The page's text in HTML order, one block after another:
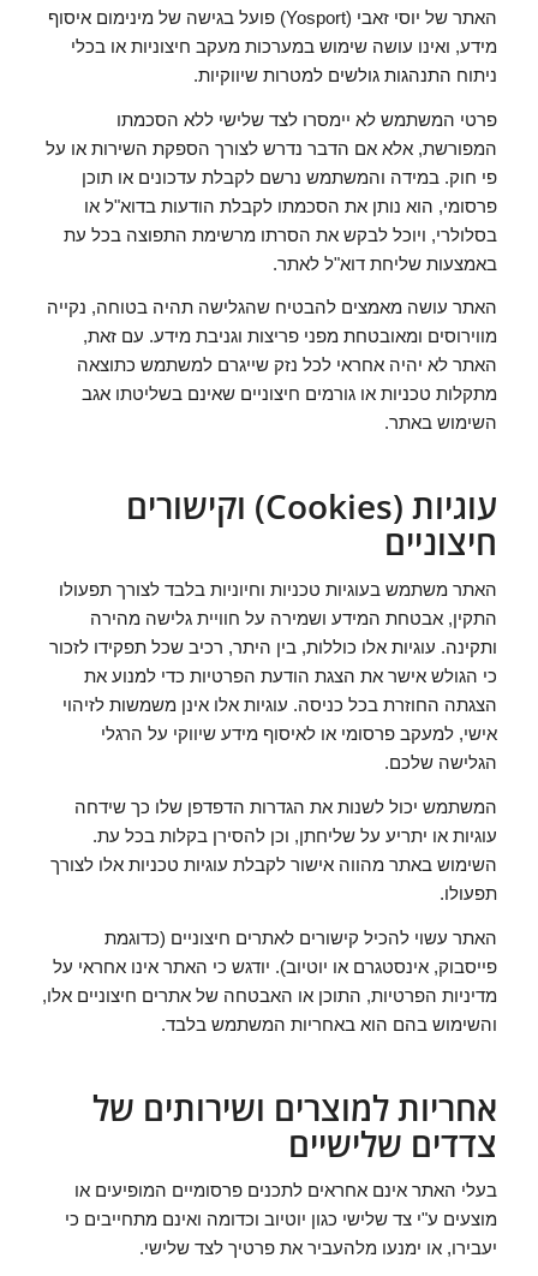
האתר של יוסי זאבי (Yosport) פועל בגישה של מינימום איסוף
מידע, ואינו עושה שימוש במערכות מעקב חיצוניות או בכלי
ניתוח התנהגות גולשים למטרות שיווקיות.
פרטי המשתמש לא יימסרו לצד שלישי ללא הסכמתו
המפורשת, אלא אם הדבר נדרש לצורך הספקת השירות או על
פי חוק. במידה והמשתמש נרשם לקבלת עדכונים או תוכן
פרסומי, הוא נותן את הסכמתו לקבלת הודעות בדוא"ל או
בסלולרי, ויוכל לבקש את הסרתו מרשימת התפוצה בכל עת
באמצעות שליחת דוא"ל לאתר.
האתר עושה מאמצים להבטיח שהגלישה תהיה בטוחה, נקייה
מווירוסים ומאובטחת מפני פריצות וגניבת מידע. עם זאת,
האתר לא יהיה אחראי לכל נזק שייגרם למשתמש כתוצאה
מתקלות טכניות או גורמים חיצוניים שאינם בשליטתו אגב
השימוש באתר.
עוגיות (Cookies) וקישורים
חיצוניים
האתר משתמש בעוגיות טכניות וחיוניות בלבד לצורך תפעולו
התקין, אבטחת המידע ושמירה על חוויית גלישה מהירה
ותקינה. עוגיות אלו כוללות, בין היתר, רכיב שכל תפקידו לזכור
כי הגולש אישר את הצגת הודעת הפרטיות כדי למנוע את
הצגתה החוזרת בכל כניסה. עוגיות אלו אינן משמשות לזיהוי
אישי, למעקב פרסומי או לאיסוף מידע שיווקי על הרגלי
הגלישה שלכם.
המשתמש יכול לשנות את הגדרות הדפדפן שלו כך שידחה
עוגיות או יתריע על שליחתן, וכן להסירן בקלות בכל עת.
השימוש באתר מהווה אישור לקבלת עוגיות טכניות אלו לצורך
תפעולו.
האתר עשוי להכיל קישורים לאתרים חיצוניים (כדוגמת
פייסבוק, אינסטגרם או יוטיוב). יודגש כי האתר אינו אחראי על
מדיניות הפרטיות, התוכן או האבטחה של אתרים חיצוניים אלו,
והשימוש בהם הוא באחריות המשתמש בלבד.
אחריות למוצרים ושירותים של
צדדים שלישיים
בעלי האתר אינם אחראים לתכנים פרסומיים המופיעים או
מוצעים ע"י צד שלישי כגון יוטיוב וכדומה ואינם מתחייבים כי
יעבירו, או ימנעו מלהעביר את פרטיך לצד שלישי.